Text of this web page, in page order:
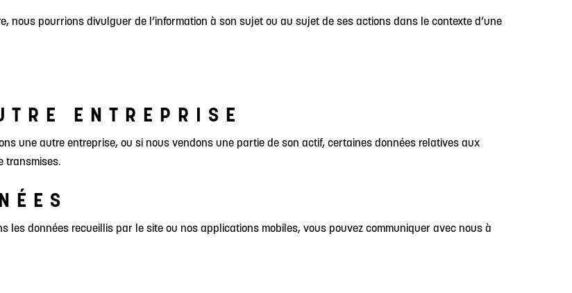
nous pourrions divulguer de l’information à son sujet ou au sujet de ses actions dans le contexte d’une
ENTREPRISE
une autre entreprise, ou si nous vendons une partie de son actif, certaines données relatives aux
transmises.
les données recueillis par le site ou nos applications mobiles, vous pouvez communiquer avec nous à